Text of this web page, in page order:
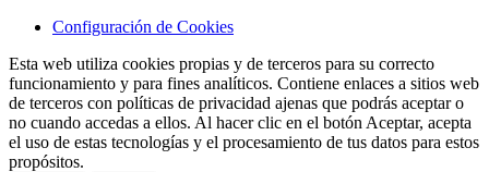
Configuración de Cookies
Esta web utiliza cookies propias y de terceros para su correcto
funcionamiento y para fines analíticos. Contiene enlaces a sitios web
de terceros con políticas de privacidad ajenas que podrás aceptar o
no cuando accedas a ellos. Al hacer clic en el botón Aceptar, acepta
el uso de estas tecnologías y el procesamiento de tus datos para estos
propósitos.